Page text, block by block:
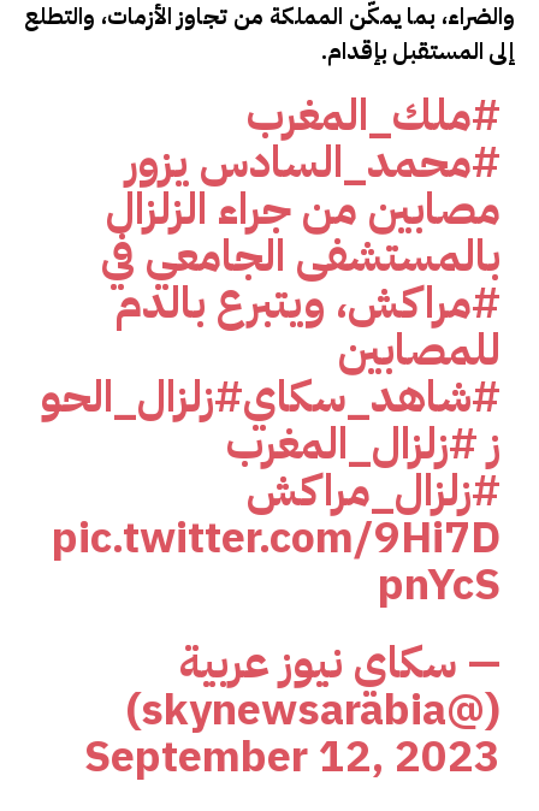
والضراء، بما يمكّن المملكة من تجاوز الأزمات، والتطلع
إلى المستقبل بإقدام.
#ملك_المغرب
#محمد_السادسيزور
مصابين من جراء الزلزال
بالمستشفى الجامعي في
#مراكش، ويتبرع بالدم
للمصابين
#شاهد_سكاي#زلزال_الحو
ز#زلزال_المغرب
#زلزال_مراكش
pic.twitter.com/9Hi7D
pnYcS
— سكاي نيوز عربية
(@skynewsarabia)
September 12, 2023